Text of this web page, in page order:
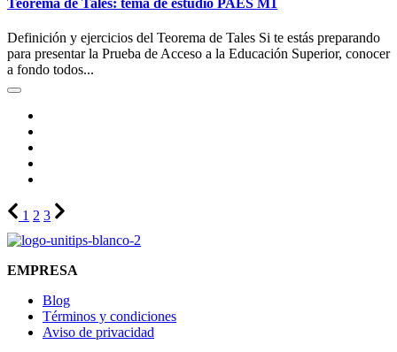
Teorema de Tales: tema de estudio PAES M1
Definición y ejercicios del Teorema de Tales Si te estás preparando
para presentar la Prueba de Acceso a la Educación Superior, conocer
a fondo todos...
1 2 3
EMPRESA
Blog
Términos y condiciones
Aviso de privacidad